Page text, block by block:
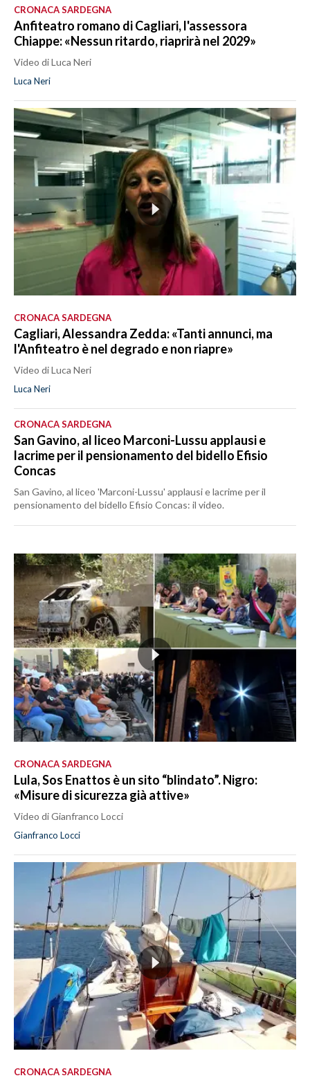
CRONACA SARDEGNA
Anfiteatro romano di Cagliari, l'assessora
Chiappe: «Nessun ritardo, riaprirà nel 2029»
Video di Luca Neri
Luca Neri
CRONACA SARDEGNA
Cagliari, Alessandra Zedda: «Tanti annunci, ma
l'Anfiteatro è nel degrado e non riapre»
Video di Luca Neri
Luca Neri
CRONACA SARDEGNA
San Gavino, al liceo Marconi-Lussu applausi e
lacrime per il pensionamento del bidello Efisio
Concas
San Gavino, al liceo 'Marconi-Lussu' applausi e lacrime per il
pensionamento del bidello Efisio Concas: il video.
CRONACA SARDEGNA
Lula, Sos Enattos è un sito “blindato”. Nigro:
«Misure di sicurezza già attive»
Video di Gianfranco Locci
Gianfranco Locci
CRONACA SARDEGNA